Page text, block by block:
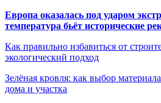
Европа оказалась под ударом
температура бьёт исторические
Как правильно избавиться от
экологический подход
Зелёная кровля: как выбор
дома и участка